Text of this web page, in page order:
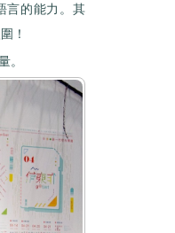
言的能力。其
！
。